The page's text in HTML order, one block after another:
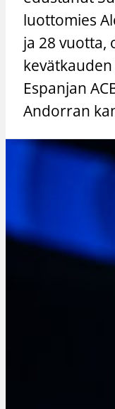
luottomies
ja 28 vuotta,
Espanjan
Andorran